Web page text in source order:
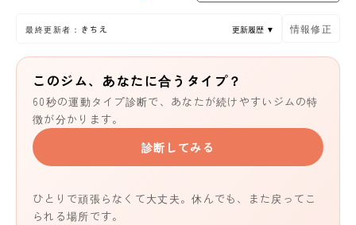
最終更新者：きちえ 更新履歴 ▼ 情報修正
このジム、あなたに合うタイプ？
60秒の運動タイプ診断で、あなたが続けやすいジムの特
徴が分かります。
診断してみる
ひとりで頑張らなくて大丈夫。休んでも、また戻ってこ
られる場所です。